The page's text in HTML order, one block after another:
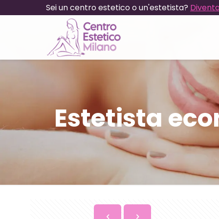
Sei un centro estetico o un'estetista?
Estetista